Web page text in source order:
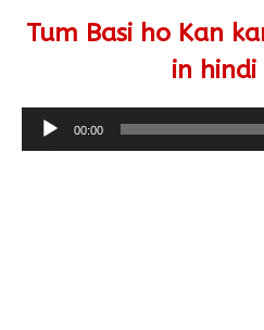
Tum Basi ho Kan
in hindi
Audio
00:00